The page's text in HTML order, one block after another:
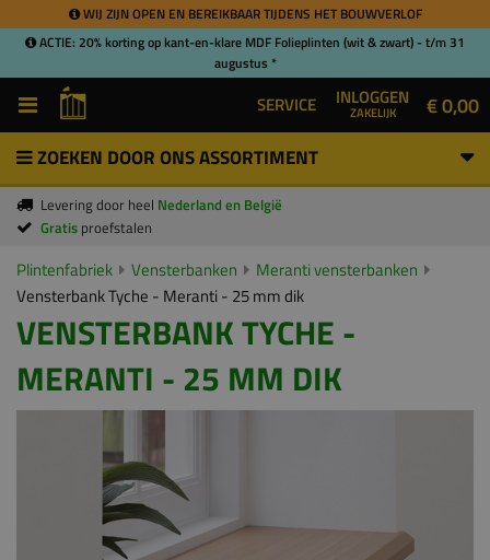
WIJ ZIJN OPEN EN BEREIKBAAR TIJDENS HET BOUWVERLOF
ACTIE: 20% korting op kant-en-klare MDF Folieplinten (wit & zwart) - t/m 31
augustus *
SERVICE INLOGGEN
ZAKELIJK € 0,00
ZOEKEN DOOR ONS ASSORTIMENT
Levering door heel Nederland en België
Gratis proefstalen
Plintenfabriek Vensterbanken
Meranti vensterbanken
Vensterbank Tyche - Meranti - 25 mm dik
VENSTERBANK TYCHE -
MERANTI - 25 MM DIK